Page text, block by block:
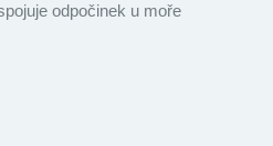
odpočinek u moře